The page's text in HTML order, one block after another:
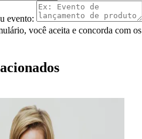
evento:
você aceita e concorda com os